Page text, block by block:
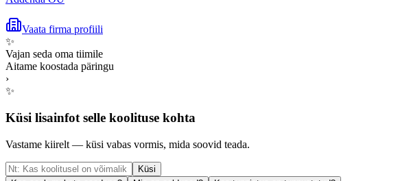
Vaata firma profiili
✨
Vajan seda oma tiimile
Aitame koostada päringu
›
✨
Küsi lisainfot selle koolituse kohta
Vastame kiirelt — küsi vabas vormis, mida soovid teada.
Küsi